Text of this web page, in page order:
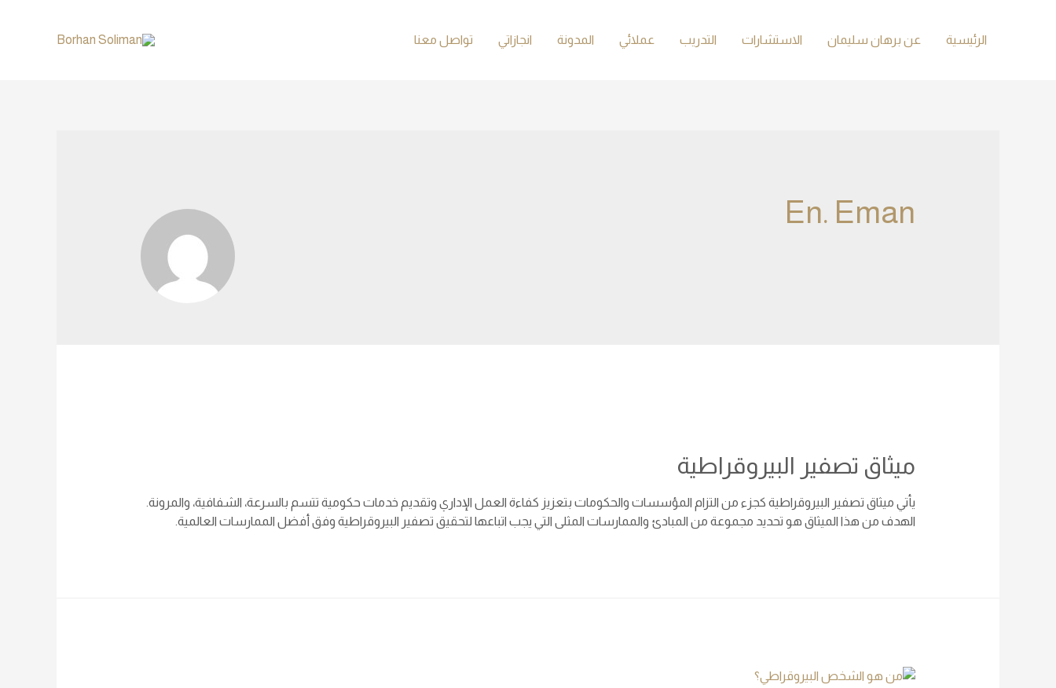
الرئيسية عن برهان سليمان الاستشارات التدريب عملائي المدونة انجازاتي تواصل معنا
En. Eman
ميثاق تصفير البيروقراطية
يأتي ميثاق تصفير البيروقراطية كجزء من التزام المؤسسات والحكومات بتعزيز كفاءة العمل الإداري وتقديم خدمات حكومية تتسم بالسرعة، الشفافية، والمرونة.
الهدف من هذا الميثاق هو تحديد مجموعة من المبادئ والممارسات المثلى التي يجب اتباعها لتحقيق تصفير البيروقراطية وفق أفضل الممارسات العالمية.